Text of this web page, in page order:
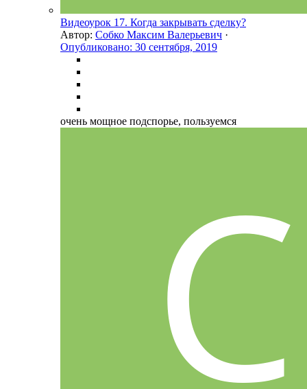
Видеоурок 17. Когда закрывать сделку?
Автор: Собко Максим Валерьевич ·
Опубликовано: 30 сентября, 2019
очень мощное подспорье, пользуемся